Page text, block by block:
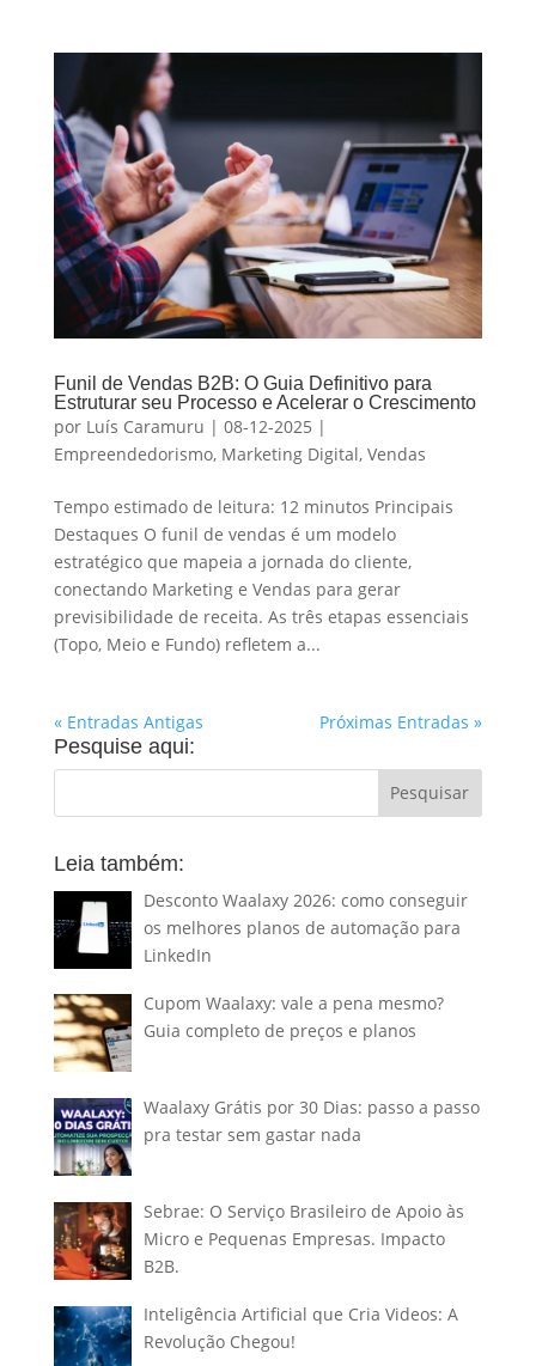
Funil de Vendas B2B: O Guia Definitivo para
Estruturar seu Processo e Acelerar o Crescimento
por Luís Caramuru | 08-12-2025 |
Empreendedorismo, Marketing Digital, Vendas
Tempo estimado de leitura: 12 minutos Principais
Destaques O funil de vendas é um modelo
estratégico que mapeia a jornada do cliente,
conectando Marketing e Vendas para gerar
previsibilidade de receita. As três etapas essenciais
(Topo, Meio e Fundo) refletem a...
« Entradas Antigas Próximas Entradas »
Pesquise aqui:
Leia também:
Desconto Waalaxy 2026: como conseguir
os melhores planos de automação para
LinkedIn
Cupom Waalaxy: vale a pena mesmo?
Guia completo de preços e planos
Waalaxy Grátis por 30 Dias: passo a passo
pra testar sem gastar nada
Sebrae: O Serviço Brasileiro de Apoio às
Micro e Pequenas Empresas. Impacto
B2B.
Inteligência Artificial que Cria Videos: A
Revolução Chegou!